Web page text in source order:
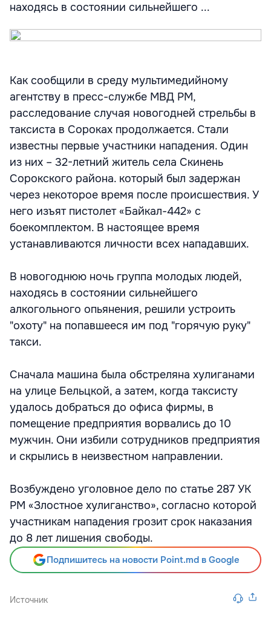
находясь в состоянии сильнейшего ...
Как сообщили в среду мультимедийному
агентству в пресс-службе МВД РМ,
расследование случая новогодней стрельбы в
таксиста в Сороках продолжается. Стали
известны первые участники нападения. Один
из них – 32-летний житель села Скинень
Сорокского района. который был задержан
через некоторое время после происшествия. У
него изъят пистолет «Байкал-442» с
боекомплектом. В настоящее время
устанавливаются личности всех нападавших.
В новогоднюю ночь группа молодых людей,
находясь в состоянии сильнейшего
алкогольного опьянения, решили устроить
"охоту" на попавшееся им под "горячую руку"
такси.
Сначала машина была обстреляна хулиганами
на улице Бельцкой, а затем, когда таксисту
удалось добраться до офиса фирмы, в
помещение предприятия ворвались до 10
мужчин. Они избили сотрудников предприятия
и скрылись в неизвестном направлении.
Возбуждено уголовное дело по статье 287 УК
РМ «Злостное хулиганство», согласно которой
участникам нападения грозит срок наказания
до 8 лет лишения свободы.
Подпишитесь на новости Point.md в Google
Источник